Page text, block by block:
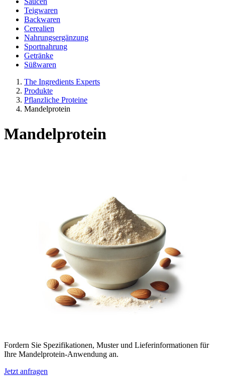
Teigwaren
Backwaren
Cerealien
Nahrungsergänzung
Sportnahrung
Getränke
Süßwaren
The Ingredients Experts
Produkte
Pflanzliche Proteine
Mandelprotein
Mandelprotein
Fordern Sie Spezifikationen, Muster und Lieferinformationen für
Ihre Mandelprotein-Anwendung an.
Jetzt anfragen